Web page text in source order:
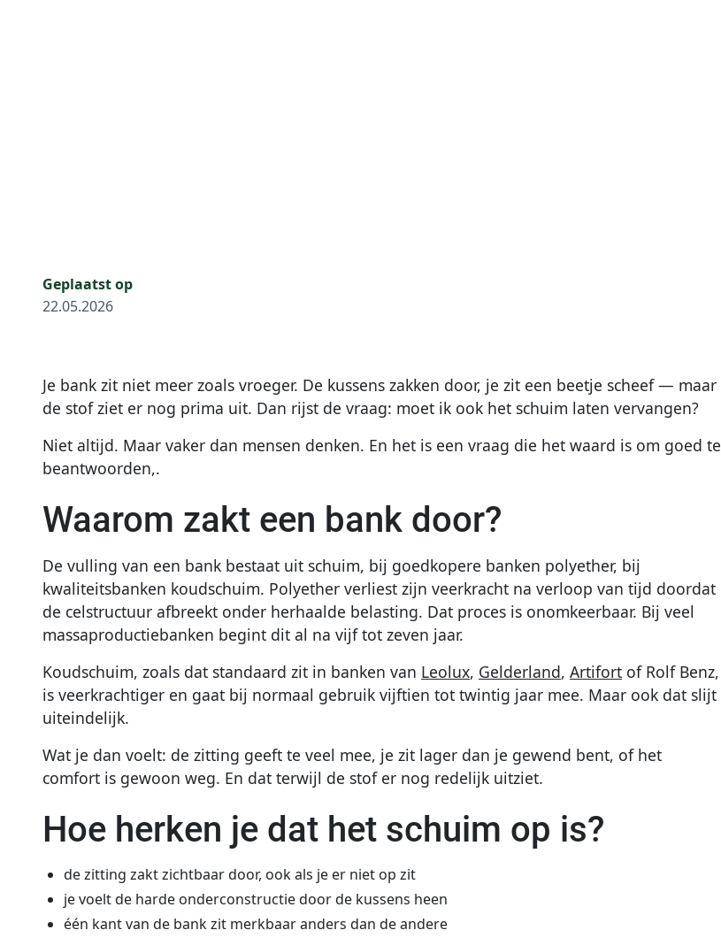
Geplaatst op
22.05.2026
Je bank zit niet meer zoals vroeger. De kussens zakken door, je zit een beetje scheef — maar
de stof ziet er nog prima uit. Dan rijst de vraag: moet ik ook het schuim laten vervangen?
Niet altijd. Maar vaker dan mensen denken. En het is een vraag die het waard is om goed te
beantwoorden,.
Waarom zakt een bank door?
De vulling van een bank bestaat uit schuim, bij goedkopere banken polyether, bij
kwaliteitsbanken koudschuim. Polyether verliest zijn veerkracht na verloop van tijd doordat
de celstructuur afbreekt onder herhaalde belasting. Dat proces is onomkeerbaar. Bij veel
massaproductiebanken begint dit al na vijf tot zeven jaar.
Koudschuim, zoals dat standaard zit in banken van Leolux, Gelderland, Artifort of Rolf Benz,
is veerkrachtiger en gaat bij normaal gebruik vijftien tot twintig jaar mee. Maar ook dat slijt
uiteindelijk.
Wat je dan voelt: de zitting geeft te veel mee, je zit lager dan je gewend bent, of het
comfort is gewoon weg. En dat terwijl de stof er nog redelijk uitziet.
Hoe herken je dat het schuim op is?
de zitting zakt zichtbaar door, ook als je er niet op zit
je voelt de harde onderconstructie door de kussens heen
één kant van de bank zit merkbaar anders dan de andere